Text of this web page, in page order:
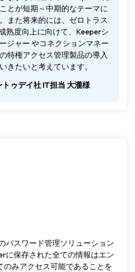
とが短期～中期的なテーマに
また将来的には、ゼロトラス
熟度向上に向けて、Keeperシ
ジャー やコネクションマネー
特権アクセス管理製品の導入
きたいと考えています。
ゥデイ社 IT担当 大瀧様
パスワード管理ソリューション
に保存された全ての情報はエン
のみアクセス可能であることを